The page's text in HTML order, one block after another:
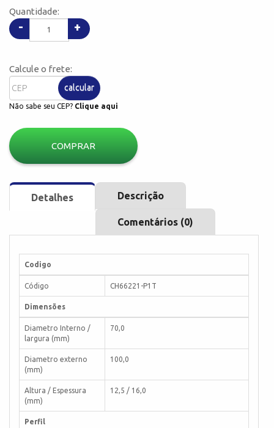
/ 9238292359 (KALMAR) - 1399472 (DAF) - S00004645 / 860140385
(XCMG) - 8427T (CORTECO) - 12029817B (CORTECO FREUDENBERG) -
05737GRAHE (SABO) - 5.40069 / 540069 (DIESEL TECHNIC) - 477.680 /
477680 (ELRING) - 7093BYF / 7093 (ARCA RETENTORES) - CH66221-P1T
(CHO) - 05737-P1T (ADD)
Quantidade:
- +
Calcule o frete:
calcular
Não sabe seu CEP? Clique aqui
COMPRAR
Detalhes Descrição
Comentários (0)
Codigo
Código CH66221-P1T
Dimensões
Diametro Interno /
largura (mm)
70,0
Diametro externo
(mm)
100,0
Altura / Espessura
(mm)
12,5 / 16,0
Perfil